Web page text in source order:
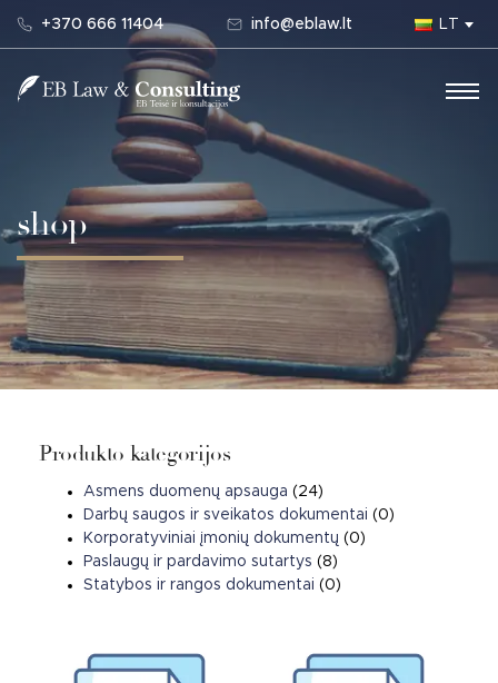
+370 666 11404 info@eblaw.lt LT
Main Navigation
shop
Produkto kategorijos
Asmens duomenų apsauga (24)
Darbų saugos ir sveikatos dokumentai (0)
Korporatyviniai įmonių dokumentų (0)
Paslaugų ir pardavimo sutartys (8)
Statybos ir rangos dokumentai (0)